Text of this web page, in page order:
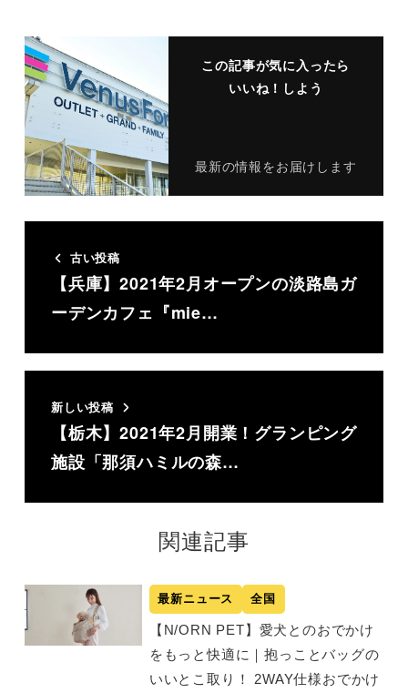
この記事が気に入ったら
いいね！しよう
最新の情報をお届けします
古い投稿
【兵庫】2021年2月オープンの淡路島ガ
ーデンカフェ『mie…
新しい投稿
【栃木】2021年2月開業！グランピング
施設「那須ハミルの森…
関連記事
最新ニュース 全国
【N/ORN PET】愛犬とのおでかけ
をもっと快適に｜抱っことバッグの
いいとこ取り！ 2WAY仕様おでかけ